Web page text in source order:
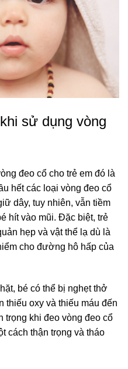
sử dụng vòng
đeo cổ cho trẻ em đó là
hết các loại vòng đeo cổ
dây, tuy nhiên, vẫn tiềm
hít vào mũi. Đặc biệt, trẻ
hẹp và vật thể lạ dù là
cho đường hô hấp của
bé có thể bị nghẹt thở
thiếu oxy và thiếu máu đến
trọng khi đeo vòng đeo cổ
cách thận trọng và tháo